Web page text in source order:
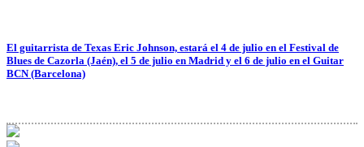
El guitarrista de Texas Eric Johnson, estará el 4 de julio en el Festival de
Blues de Cazorla (Jaén), el 5 de julio en Madrid y el 6 de julio en el Guitar
BCN (Barcelona)